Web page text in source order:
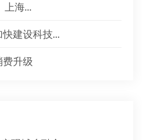
上海...
建设科技...
费升级